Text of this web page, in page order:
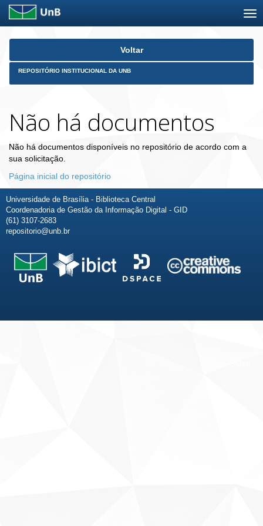
Skip
Voltar
REPOSITÓRIO INSTITUCIONAL DA UNB
Não há documentos
Não há documentos disponíveis no repositório de acordo com a
sua solicitação.
Página inicial do repositório
Universidade de Brasília - Biblioteca Central
Coordenadoria de Gestão da Informação Digital - GID
(61) 3107-2683
repositorio@unb.br